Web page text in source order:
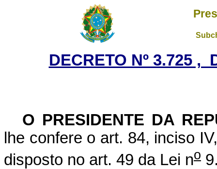
DECRETO Nº 3.725 ,
O PRESIDENTE DA
lhe confere o art. 84, inciso
disposto no art. 49 da Lei no